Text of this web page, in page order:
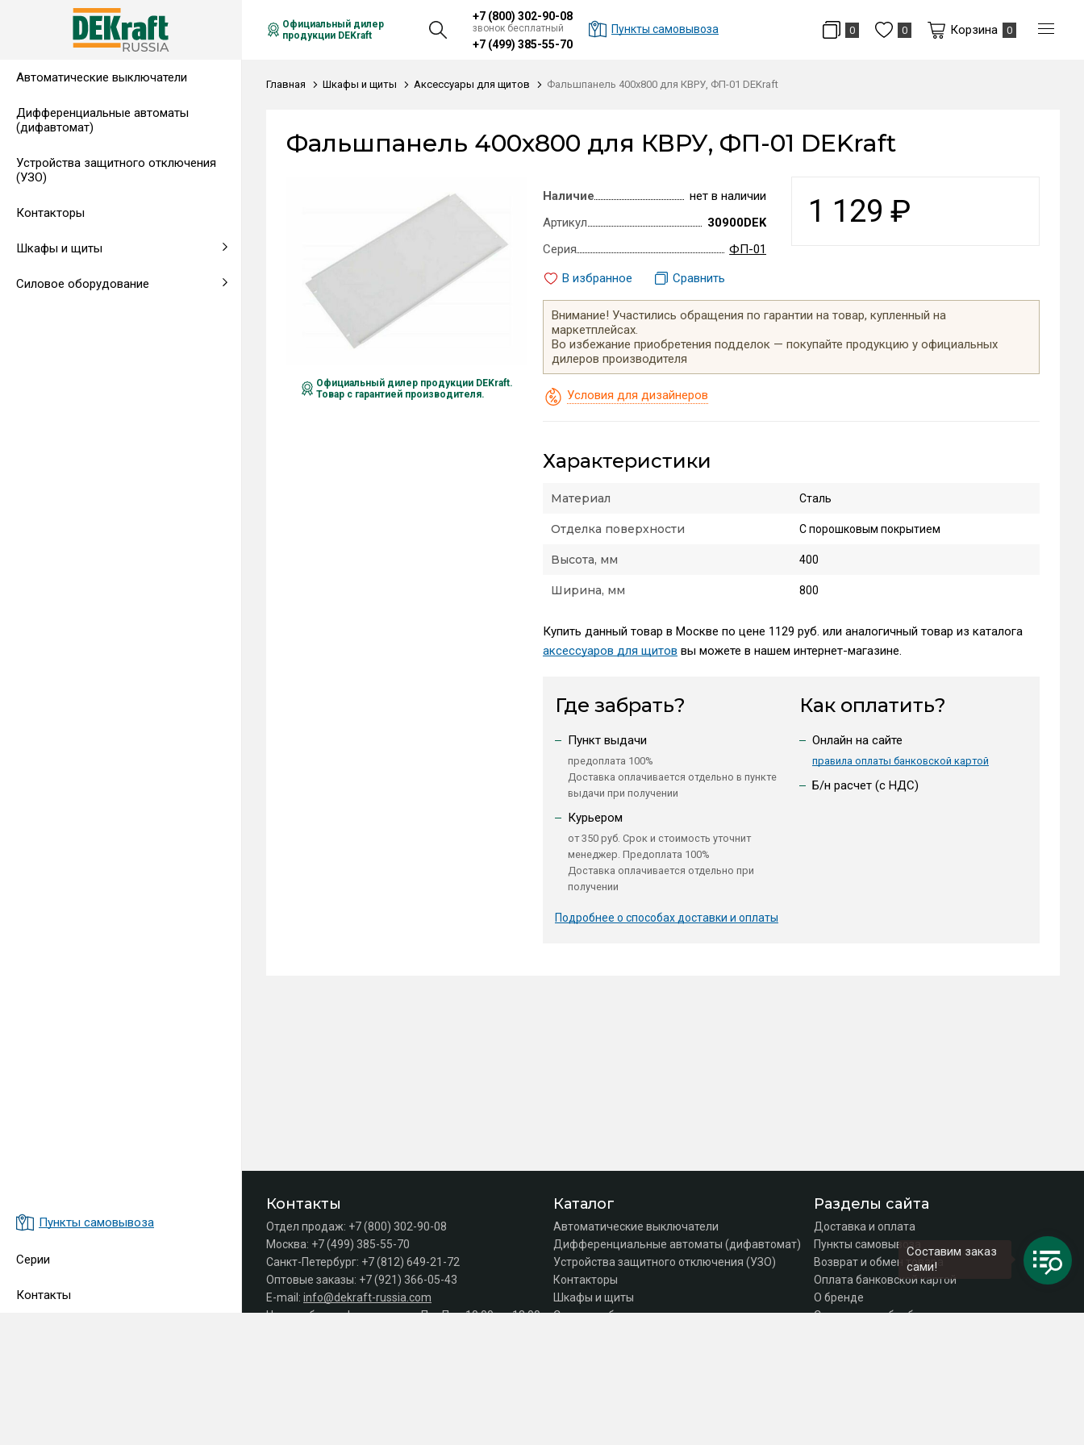
Автоматические выключатели
Дифференциальные автоматы
(дифавтомат)
Устройства защитного отключения
(УЗО)
Контакторы
Шкафы и щиты
Распределительные щиты,
Напольные щиты
Клеммы и комплектующие
Клеммы на DIN-рейку
Аксессуары для щитов
Силовое оборудование
Автоматические выключатели в
Аксессуары
Предохранители
Щитовые приборы
Амперметры
Автоматические воздушные
выключатели
Воздушные автоматические
Пункты самовывоза
Серии
Контакты
Официальный дилер
продукции DEKraft
+7 (800) 302-90-08
звонок бесплатный
+7 (499) 385-55-70
Пункты самовывоза 0 0 Корзина 0
Главная Шкафы и щиты Аксессуары для щитов Фальшпанель 400х800 для КВРУ, ФП-01 DEKraft
Фальшпанель 400х800 для КВРУ, ФП-01 DEKraft
Официальный дилер продукции DEKraft.
Товар с гарантией производителя.
1 129 ₽
Наличие
нет в наличии
Артикул
30900DEK
Серия
ФП-01
В избранное
Сравнить
Внимание! Участились обращения по гарантии на товар, купленный на
маркетплейсах.
Во избежание приобретения подделок — покупайте продукцию у официальных
дилеров производителя
Условия для дизайнеров
Характеристики
Материал Сталь
Отделка поверхности С порошковым покрытием
Высота, мм 400
Ширина, мм 800
Купить данный товар в Москве по цене 1129 руб. или аналогичный товар из каталога
аксессуаров для щитов вы можете в нашем интернет-магазине.
Где забрать?
Пункт выдачи
предоплата 100%
Доставка оплачивается отдельно в пункте
выдачи при получении
Курьером
от 350 руб. Срок и стоимость уточнит
менеджер. Предоплата 100%
Доставка оплачивается отдельно при
получении
Подробнее о способах доставки и оплаты
Как оплатить?
Онлайн на сайте
правила оплаты банковской картой
Б/н расчет (c НДС)
Контакты
Отдел продаж: +7 (800) 302-90-08
Москва: +7 (499) 385-55-70
Санкт-Петербург: +7 (812) 649-21-72
Оптовые заказы: +7 (921) 366-05-43
E-mail: info@dekraft-russia.com
Часы работы офиса продаж: Пн–Пт с 10:00 до 18:00
Каталог
Автоматические выключатели
Дифференциальные автоматы (дифавтомат)
Устройства защитного отключения (УЗО)
Контакторы
Шкафы и щиты
Силовое оборудование
Разделы сайта
Доставка и оплата
Пункты самовывоза
Возврат и обмен товара
Оплата банковской картой
О бренде
Согласие на обработку персональных данных
Составим заказ
сами!